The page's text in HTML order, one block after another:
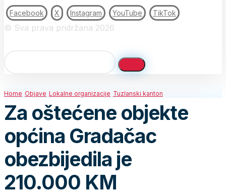
Facebook X Instagram YouTube TikTok
© Sva prava pridržana 2026
Home Objave Lokalne organizacije Tuzlanski kanton
Za oštećene objekte
općina Gradačac
obezbijedila je
210.000 KM